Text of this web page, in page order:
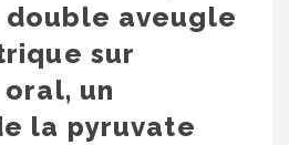
double aveugle
sur
un
la pyruvate